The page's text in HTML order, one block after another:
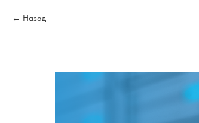
Назад